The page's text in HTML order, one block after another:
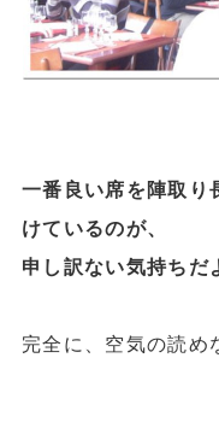
一番良い席を陣取り
けているのが、
申し訳ない気持ち
完全に、空気の読め